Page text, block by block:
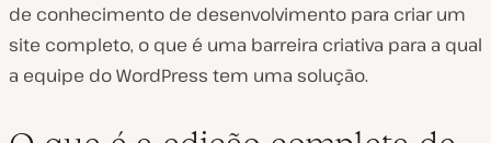
de conhecimento de desenvolvimento para criar um
site completo, o que é uma barreira criativa para a qual
a equipe do WordPress tem uma solução.